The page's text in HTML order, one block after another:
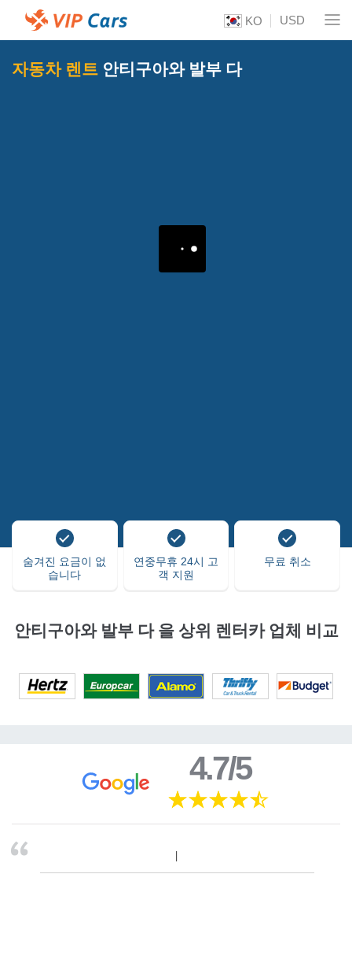
KO USD
자동차 렌트 안티구아와 발부 다
숨겨진 요금이 없
습니다
연중무휴 24시 고
객 지원
무료 취소
안티구아와 발부 다 을 상위 렌터카 업체 비교
4.7/5